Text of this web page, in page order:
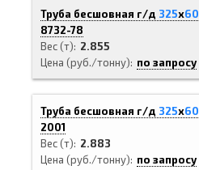
Труба бесшовная г/д 325х60
8732-78
Вес (т)
2.855
Цена (руб./тонну)
по запросу
Труба бесшовная г/д 325х60
2001
Вес (т)
2.883
Цена (руб./тонну)
по запросу